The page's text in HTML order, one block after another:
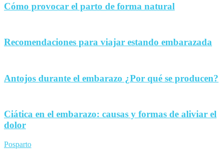
Cómo provocar el parto de forma natural
Recomendaciones para viajar estando embarazada
Antojos durante el embarazo ¿Por qué se producen?
Ciática en el embarazo: causas y formas de aliviar el
dolor
Posparto